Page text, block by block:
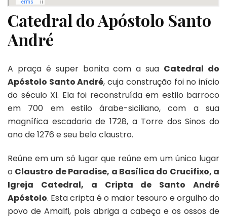
Catedral do Apóstolo Santo
André
A praça é super bonita com a sua Catedral do
Apóstolo Santo André, cuja construção foi no início
do século XI. Ela foi reconstruída em estilo barroco
em 700 em estilo árabe-siciliano, com a sua
magnífica escadaria de 1728, a Torre dos Sinos do
ano de 1276 e seu belo claustro.
Reúne em um só lugar que reúne em um único lugar
o Claustro de Paradise, a Basílica do Crucifixo, a
Igreja Catedral, a Cripta de Santo André
Apóstolo. Esta cripta é o maior tesouro e orgulho do
povo de Amalfi, pois abriga a cabeça e os ossos de